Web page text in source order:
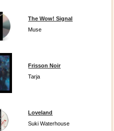
The Wow! Signal
Muse
Frisson Noir
Tarja
Loveland
Suki Waterhouse